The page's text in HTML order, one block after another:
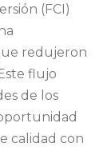
(FCI)
redujeron
flujo
de los
calidad con